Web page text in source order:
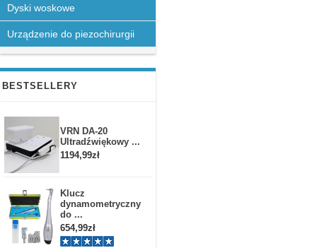
Dyski woskowe
Urządzenie do piezochirurgii
BESTSELLERY
VRN DA-20
Ultradźwiękowy ...
1194,99zł
Klucz
dynamometryczny
do ...
654,99zł